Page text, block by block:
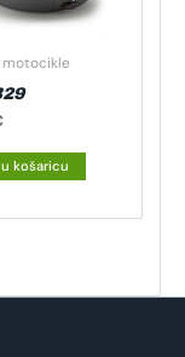
motocikle
košaricu